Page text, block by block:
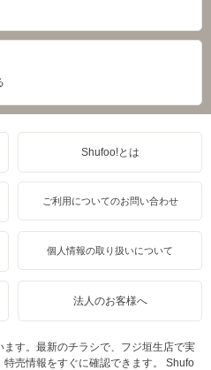
Shufoo!とは
ご利用についてのお問い合わせ
個人情報の取り扱いについて
法人のお客様へ
す。最新のチラシで、フジ垣生店で実
売情報をすぐに確認できます。 Shufo